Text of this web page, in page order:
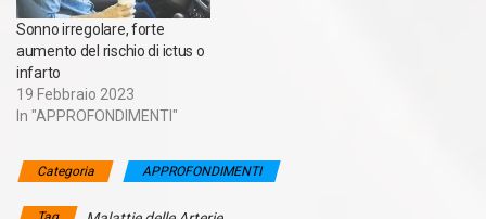
Sonno irregolare, forte
aumento del rischio di ictus o
infarto
19 Febbraio 2023
In "APPROFONDIMENTI"
Categoria APPROFONDIMENTI